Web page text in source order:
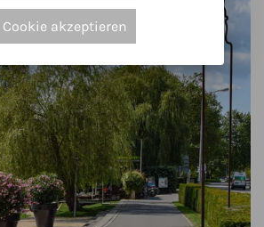
Cookie akzeptieren